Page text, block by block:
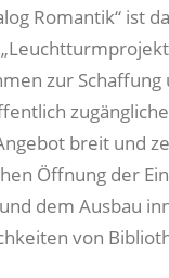
Romantik“ ist
zur Schaffung
breit und
Öffnung der
dem Ausbau
von